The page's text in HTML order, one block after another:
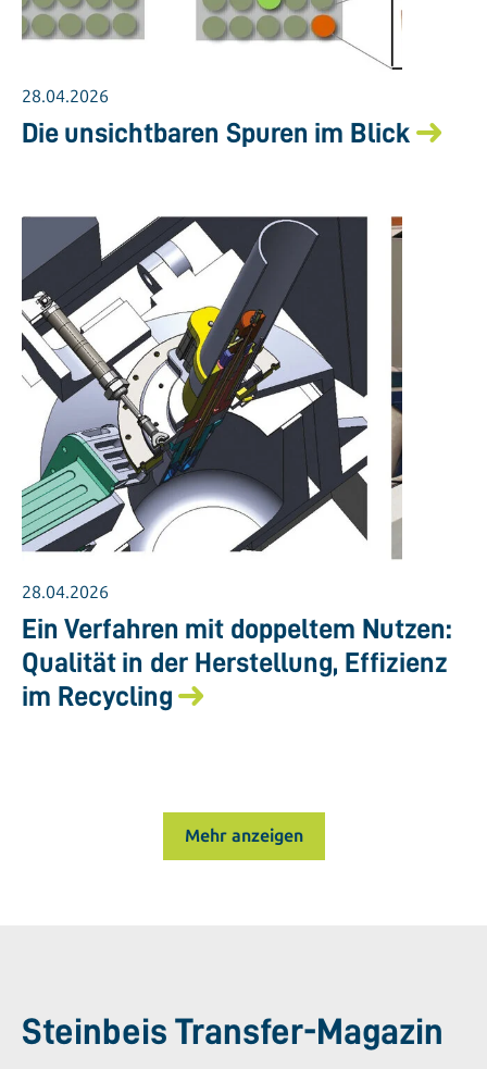
28.04.2026
Die unsichtbaren Spuren im Blick
28.04.2026
Ein Verfahren mit doppeltem Nutzen:
Qualität in der Herstellung, Effizienz
im Recycling
Mehr anzeigen
Steinbeis Transfer-Magazin